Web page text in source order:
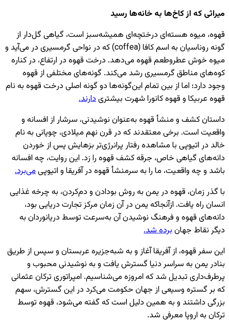
میراثی که از کاخ‌ها به خانه‌ها رسید
قهوه، میوه هسته‌ای درختچه‌ای همیشه‌سبز است، گیاهی گل‌دار از
گونه روناسیان به اسم کافا (coffea) که در نواحی گرمسیری در می‌آید و
میوه خوش عطروطعم قهوه می‌دهد. درخت قهوه در ارتفاع، در کناره
کوه‌های مناطق گرمسیری رشد می‌کند. گونه‌های مختلفی از قهوه
وجود دارد؛ اما از بین تمام این‌گونه‌ها دو گونه اصلی درخت قهوه به نام
قهوه عربیکا و قهوه کانورا شهرت بیشتریدارند.
داستان کشف و منشأ قهوه به‌عنوان نوشیدنی، سرشار از افسانه و
واقعیت است. برخی معتقدند که در قرن نهم میلادی، چوپانی به نام
خالد در اتیوپی با مشاهده رفتار پرانرژی‌تر بزهایش پس از خوردن
دانه‌های گیاهی خاص، جرقه کشف قهوه را زد. این روایت، چه افسانه
باشد و چه واقعیت، ما را به سرمنشأ قهوه در آفریقا و اتیوپیمی‌برد.
با گذر زمان، قهوه در یمن به روش بودادن و دم‌کردن، به چرخه غذایی
انسان راه یافت. ازآنجاکه یمن در آن زمان مرکز تجارت دریایی بود،
دانه‌های قهوه و فرهنگ نوشیدن آن به‌سرعت توسط دریانوردان به
دیگر نقاط جهانبرده شد.
این سفر قهوه، از آفریقا آغاز و به شبه‌جزیره عربستان و سپس از طریق
بنادر یمن به سراسر دنیا گسترش یافت و به نوشیدنی محبوب و
پرطرف‌داری تبدیل شد که امروزه می‌شناسیم. امپراتوری ترکان عثمانی
که بر گستره وسیعی از جهان حکومت می‌کرد در این گسترش، سهم
بزرگی داشتند و به همین دلیل است که گفته می‌شود، قهوه توسط
ترکان به اروپا معرفی شد.